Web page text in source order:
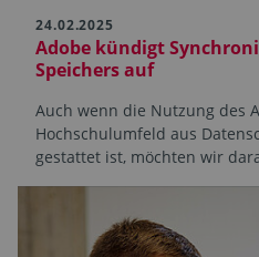
24.02.2025
Adobe kündigt
Speichers auf
Auch wenn die Nutzung des
Hochschulumfeld aus
gestattet ist, möchten wir